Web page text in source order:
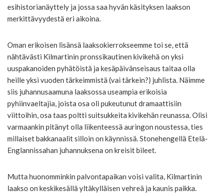
esihistorianäyttely ja jossa saa hyvän käsityksen laakson
merkittävyydestä eri aikoina.
Oman erikoisen lisänsä laaksokierrokseemme toi se, että
nähtävästi Kilmartinin pronssikautinen kivikehä on yksi
uuspakanoiden pyhätöistä ja kesäpäivänseisaus taitaa olla
heille yksi vuoden tärkeimmistä (vai tärkein?) juhlista. Näimme
siis juhannusaamuna laaksossa useampia erikoisia
pyhiinvaeltajia, joista osa oli pukeutunut dramaattisiin
viittoihin, osa taas poltti suitsukkeita kivikehän reunassa. Olisi
varmaankin pitänyt olla liikenteessä auringon noustessa, ties
millaiset bakkanaalit silloin on käynnissä. Stonehengellä Etelä-
Englannissahan juhannuksena on kreisit bileet.
Mutta huonomminkin palvontapaikan voisi valita, Kilmartinin
laakso on keskikesällä yltäkylläisen vehreä ja kaunis paikka.